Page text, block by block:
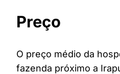
Preço
O preço médio da
fazenda próximo a